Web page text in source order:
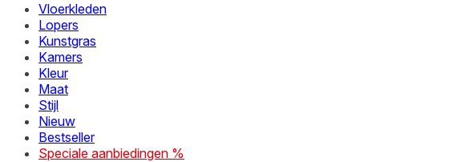
Vloerkleden
Lopers
Kunstgras
Kamers
Kleur
Maat
Stijl
Nieuw
Bestseller
Speciale aanbiedingen %